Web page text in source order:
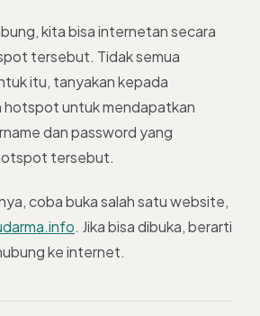
kita bisa internetan secara
tersebut. Tidak semua
itu, tanyakan kepada
hotspot untuk mendapatkan
dan password yang
tersebut.
coba buka salah satu website,
. Jika bisa dibuka, berarti
ke internet.